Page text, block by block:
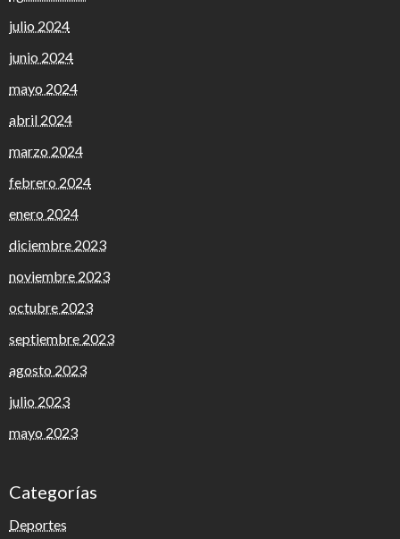
julio 2024
junio 2024
mayo 2024
abril 2024
marzo 2024
febrero 2024
enero 2024
diciembre 2023
noviembre 2023
octubre 2023
septiembre 2023
agosto 2023
julio 2023
mayo 2023
Categorías
Deportes